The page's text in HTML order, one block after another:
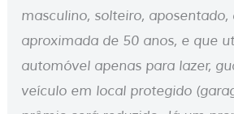
masculino, solteiro,
aproximada de 50 anos, e que
automóvel apenas para lazer,
veículo em local protegido